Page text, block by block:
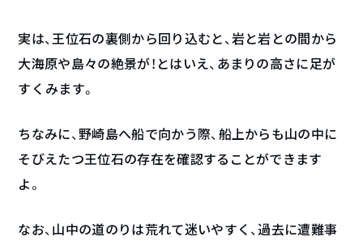
実は、王位石の裏側から回り込むと、岩と岩との間から
大海原や島々の絶景が！とはいえ、あまりの高さに足が
すくみます。
ちなみに、野崎島へ船で向かう際、船上からも山の中に
そびえたつ王位石の存在を確認することができます
よ。
なお、山中の道のりは荒れて迷いやすく、過去に遭難事